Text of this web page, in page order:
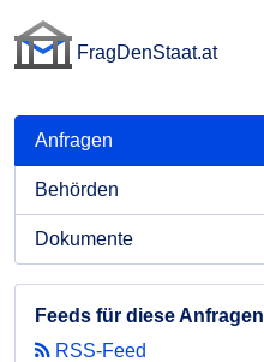
FragDenStaat.at
Anfragen
Behörden
Dokumente
Feeds für diese Anfragen
RSS-Feed